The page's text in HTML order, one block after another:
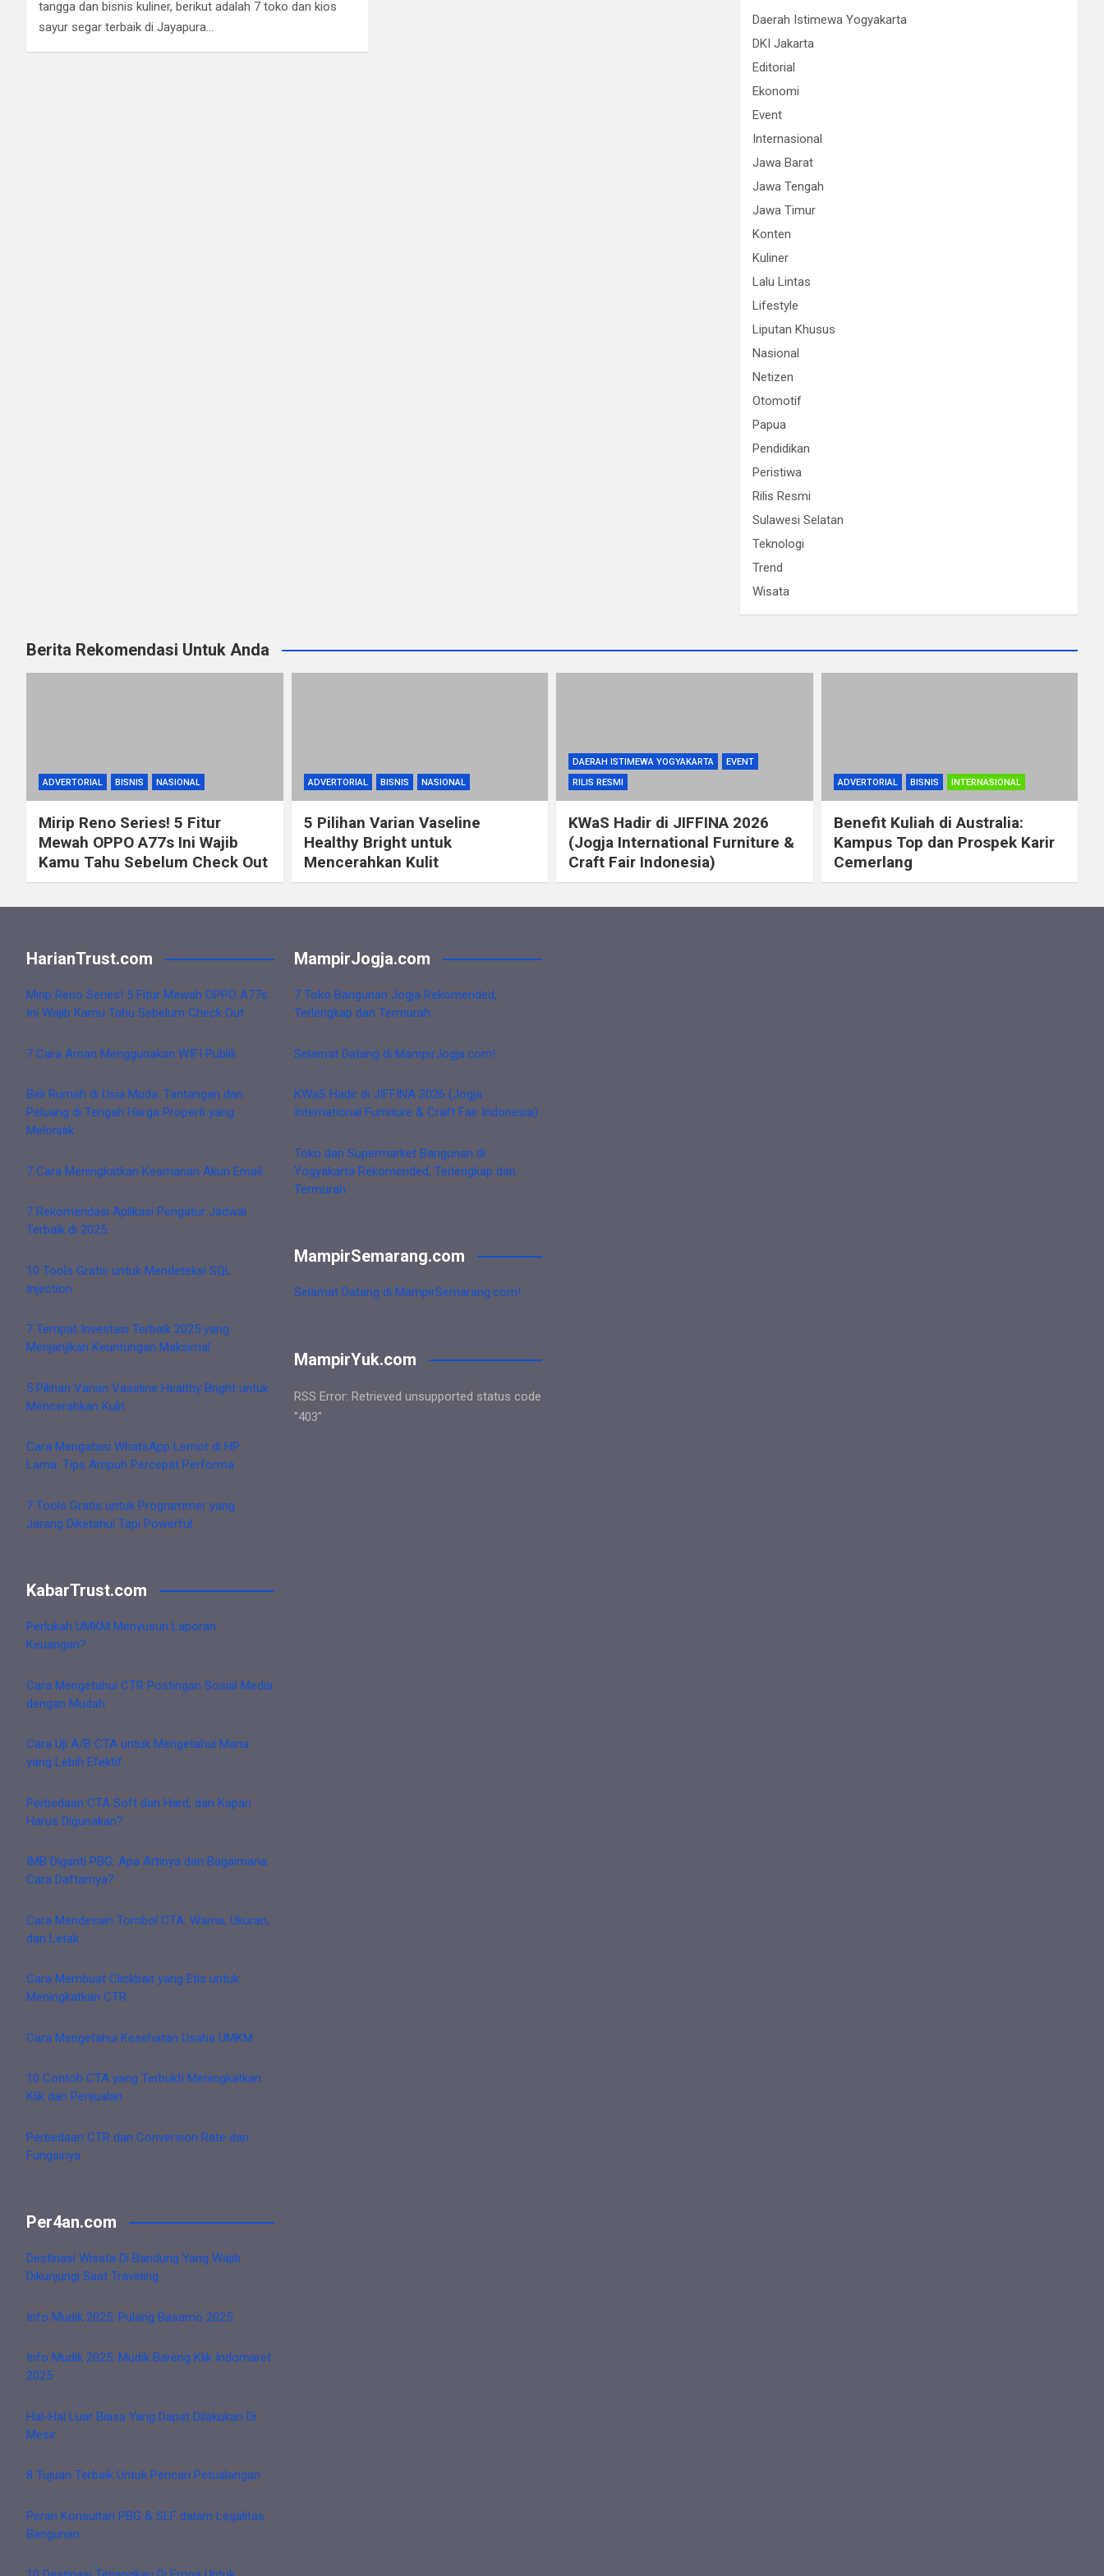
tangga dan bisnis kuliner, berikut adalah 7 toko dan kios
sayur segar terbaik di Jayapura…
Daerah Istimewa Yogyakarta
DKI Jakarta
Editorial
Ekonomi
Event
Internasional
Jawa Barat
Jawa Tengah
Jawa Timur
Konten
Kuliner
Lalu Lintas
Lifestyle
Liputan Khusus
Nasional
Netizen
Otomotif
Papua
Pendidikan
Peristiwa
Rilis Resmi
Sulawesi Selatan
Teknologi
Trend
Wisata
Berita Rekomendasi Untuk Anda
ADVERTORIAL BISNIS NASIONAL
Mirip Reno Series! 5 Fitur
Mewah OPPO A77s Ini Wajib
Kamu Tahu Sebelum Check Out
ADVERTORIAL BISNIS NASIONAL
5 Pilihan Varian Vaseline
Healthy Bright untuk
Mencerahkan Kulit
DAERAH ISTIMEWA YOGYAKARTA
EVENT
RILIS RESMI
KWaS Hadir di JIFFINA 2026
(Jogja International Furniture &
Craft Fair Indonesia)
ADVERTORIAL BISNIS INTERNASIONAL
Benefit Kuliah di Australia:
Kampus Top dan Prospek Karir
Cemerlang
HarianTrust.com
Mirip Reno Series! 5 Fitur Mewah OPPO A77s
Ini Wajib Kamu Tahu Sebelum Check Out
7 Cara Aman Menggunakan WIFI Publik
Beli Rumah di Usia Muda: Tantangan dan
Peluang di Tengah Harga Properti yang
Melonjak
7 Cara Meningkatkan Keamanan Akun Email
7 Rekomendasi Aplikasi Pengatur Jadwal
Terbaik di 2025
10 Tools Gratis untuk Mendeteksi SQL
Injection
7 Tempat Investasi Terbaik 2025 yang
Menjanjikan Keuntungan Maksimal
5 Pilihan Varian Vaseline Healthy Bright untuk
Mencerahkan Kulit
Cara Mengatasi WhatsApp Lemot di HP
Lama: Tips Ampuh Percepat Performa
7 Tools Gratis untuk Programmer yang
Jarang Diketahui Tapi Powerful
KabarTrust.com
Perlukah UMKM Menyusun Laporan
Keuangan?
Cara Mengetahui CTR Postingan Sosial Media
dengan Mudah
Cara Uji A/B CTA untuk Mengetahui Mana
yang Lebih Efektif
Perbedaan CTA Soft dan Hard, dan Kapan
Harus Digunakan?
IMB Diganti PBG: Apa Artinya dan Bagaimana
Cara Daftarnya?
Cara Mendesain Tombol CTA: Warna, Ukuran,
dan Letak
Cara Membuat Clickbait yang Etis untuk
Meningkatkan CTR
Cara Mengetahui Kesehatan Usaha UMKM
10 Contoh CTA yang Terbukti Meningkatkan
Klik dan Penjualan
Perbedaan CTR dan Conversion Rate dan
Fungsinya
Per4an.com
Destinasi Wisata Di Bandung Yang Wajib
Dikunjungi Saat Traveling
Info Mudik 2025: Pulang Basamo 2025
Info Mudik 2025: Mudik Bareng Klik Indomaret
2025
Hal-Hal Luar Biasa Yang Dapat Dilakukan Di
Mesir
8 Tujuan Terbaik Untuk Pencari Petualangan
Peran Konsultan PBG & SLF dalam Legalitas
Bangunan
MampirJogja.com
7 Toko Bangunan Jogja Rekomended,
Terlengkap dan Termurah
Selamat Datang di MampirJogja.com!
KWaS Hadir di JIFFINA 2026 (Jogja
International Furniture & Craft Fair Indonesia)
Toko dan Supermarket Bangunan di
Yogyakarta Rekomended, Terlengkap dan
Termurah
MampirSemarang.com
Selamat Datang di MampirSemarang.com!
MampirYuk.com
RSS Error: Retrieved unsupported status code
"403"